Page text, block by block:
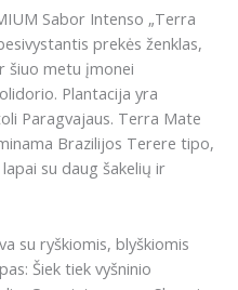
Sabor Intenso „Terra
prekės ženklas,
šiuo metu įmonei
Plantacija yra
Paragvajaus. Terra Mate
Brazilijos Terere tipo,
su daug šakelių ir
su ryškiomis, blyškiomis
Šiek tiek vyšninio